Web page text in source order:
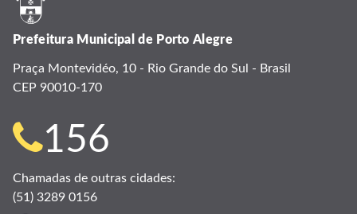
Prefeitura Municipal de Porto Alegre
Praça Montevidéo, 10 - Rio Grande do Sul - Brasil
CEP 90010-170
Telefone
para
156
Chamadas de outras cidades:
(51) 3289 0156